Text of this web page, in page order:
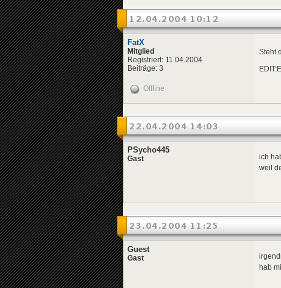
12.04.2004 10:12
FatX
Mitglied
Registriert: 11.04.2004
Beiträge: 3
Steht
Offline
22.04.2004 14:03
PSycho445
Gast
ich
weil
23.04.2004 11:25
Guest
Gast
hab